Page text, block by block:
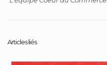
Articles liés